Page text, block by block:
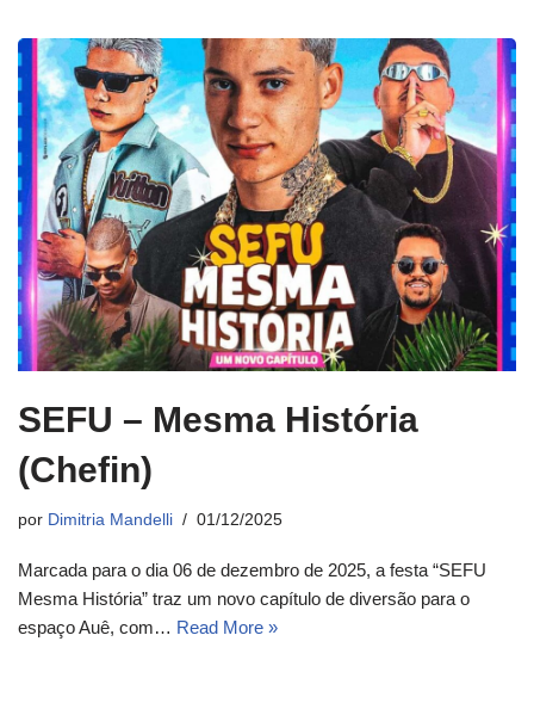
SEFU – Mesma História
(Chefin)
por Dimitria Mandelli 01/12/2025
Marcada para o dia 06 de dezembro de 2025, a festa “SEFU
Mesma História” traz um novo capítulo de diversão para o
espaço Auê, com… Read More »